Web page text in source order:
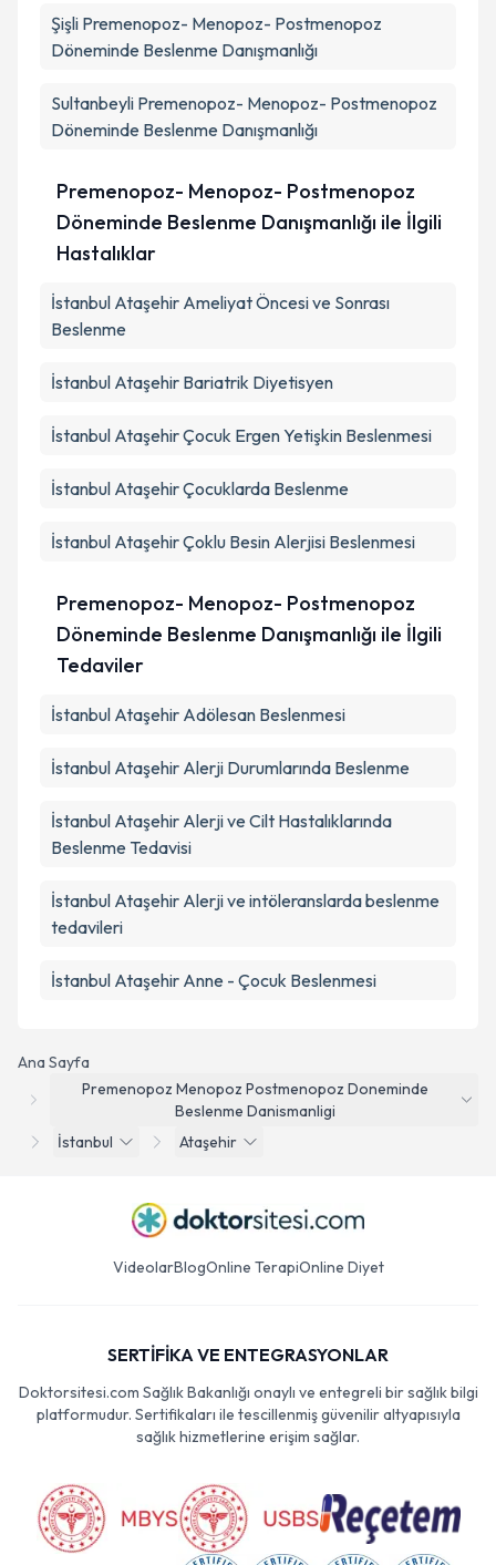
Ana Sayfa
Premenopoz Menopoz Postmenopoz Doneminde
Beslenme Danismanligi
İstanbul
Ataşehir
Şişli Premenopoz- Menopoz- Postmenopoz
Döneminde Beslenme Danışmanlığı
Sultanbeyli Premenopoz- Menopoz- Postmenopoz
Döneminde Beslenme Danışmanlığı
Premenopoz- Menopoz- Postmenopoz
Döneminde Beslenme Danışmanlığı ile İlgili
Hastalıklar
İstanbul Ataşehir Ameliyat Öncesi ve Sonrası
Beslenme
İstanbul Ataşehir Bariatrik Diyetisyen
İstanbul Ataşehir Çocuk Ergen Yetişkin Beslenmesi
İstanbul Ataşehir Çocuklarda Beslenme
İstanbul Ataşehir Çoklu Besin Alerjisi Beslenmesi
Premenopoz- Menopoz- Postmenopoz
Döneminde Beslenme Danışmanlığı ile İlgili
Tedaviler
İstanbul Ataşehir Adölesan Beslenmesi
İstanbul Ataşehir Alerji Durumlarında Beslenme
İstanbul Ataşehir Alerji ve Cilt Hastalıklarında
Beslenme Tedavisi
İstanbul Ataşehir Alerji ve intöleranslarda beslenme
tedavileri
İstanbul Ataşehir Anne - Çocuk Beslenmesi
VideolarBlogOnline TerapiOnline Diyet
SERTİFİKA VE ENTEGRASYONLAR
Doktorsitesi.com Sağlık Bakanlığı onaylı ve entegreli bir sağlık bilgi
platformudur. Sertifikaları ile tescillenmiş güvenilir altyapısıyla
sağlık hizmetlerine erişim sağlar.